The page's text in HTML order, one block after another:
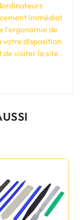
immédiat
l'ergonomie de
votre disposition
de visiter le site .